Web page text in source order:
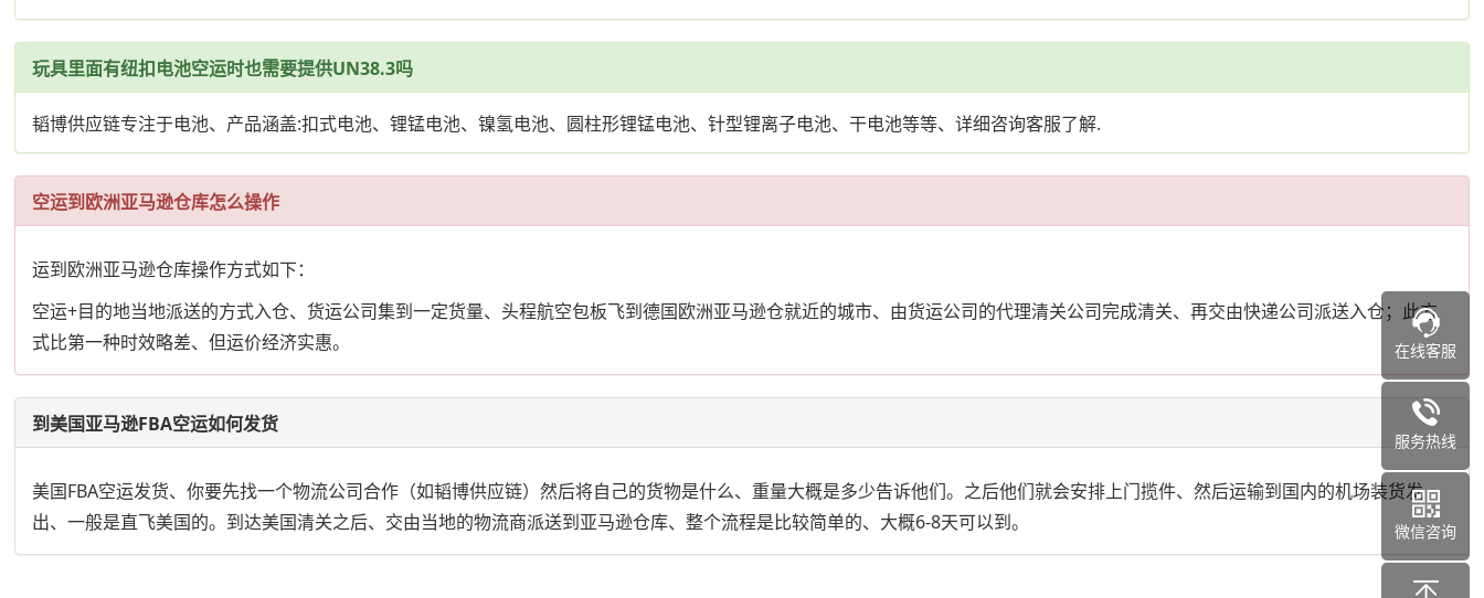
玩具里面有纽扣电池空运时也需要提供UN38.3吗
韬博供应链专注于电池、产品涵盖:扣式电池、锂锰电池、镍氢电池、圆柱形锂锰电池、针型锂离子电池、干电池等等、详细咨询客服了解.
空运到欧洲亚马逊仓库怎么操作
运到欧洲亚马逊仓库操作方式如下：
空运+目的地当地派送的方式入仓、货运公司集到一定货量、头程航空包板飞到德国欧洲亚马逊仓就近的城市、由货运公司的代理清关公司完成清关、再交由快递公司派送入仓；此方
式比第一种时效略差、但运价经济实惠。
到美国亚马逊FBA空运如何发货
美国FBA空运发货、你要先找一个物流公司合作（如韬博供应链）然后将自己的货物是什么、重量大概是多少告诉他们。之后他们就会安排上门揽件、然后运输到国内的机场装货发
出、一般是直飞美国的。到达美国清关之后、交由当地的物流商派送到亚马逊仓库、整个流程是比较简单的、大概6-8天可以到。
在线客服
服务热线
微信咨询